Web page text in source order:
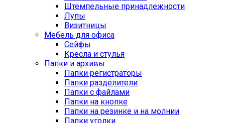
Штемпельные принадлежности
Лупы
Визитницы
Мебель для офиса
Сейфы
Кресла и стулья
Папки и архивы
Папки регистраторы
Папки разделители
Папки с файлами
Папки на кнопке
Папки на резинке и на молнии
Папки уголки